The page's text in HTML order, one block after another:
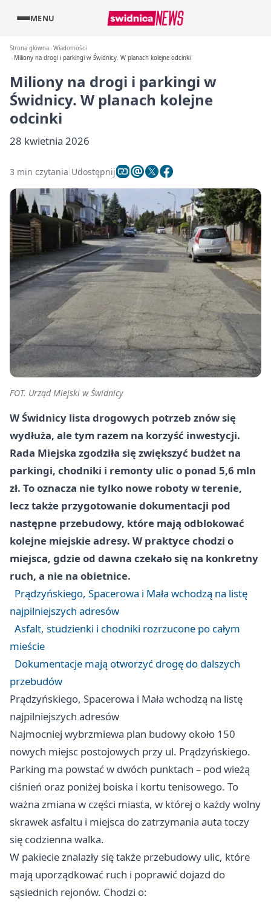
MENU
Strona główna Wiadomości
Miliony na drogi i parkingi w Świdnicy. W planach kolejne odcinki
Miliony na drogi i parkingi w
Świdnicy. W planach kolejne
odcinki
28 kwietnia 2026
3 min czytania Udostępnij
FOT. Urząd Miejski w Świdnicy
W Świdnicy lista drogowych potrzeb znów się
wydłuża, ale tym razem na korzyść inwestycji.
Rada Miejska zgodziła się zwiększyć budżet na
parkingi, chodniki i remonty ulic o ponad 5,6 mln
zł. To oznacza nie tylko nowe roboty w terenie,
lecz także przygotowanie dokumentacji pod
następne przebudowy, które mają odblokować
kolejne miejskie adresy. W praktyce chodzi o
miejsca, gdzie od dawna czekało się na konkretny
ruch, a nie na obietnice.
Prądzyńskiego, Spacerowa i Mała wchodzą na listę
najpilniejszych adresów
Asfalt, studzienki i chodniki rozrzucone po całym
mieście
Dokumentacje mają otworzyć drogę do dalszych
przebudów
Prądzyńskiego, Spacerowa i Mała wchodzą na listę
najpilniejszych adresów
Najmocniej wybrzmiewa plan budowy około 150
nowych miejsc postojowych przy ul. Prądzyńskiego.
Parking ma powstać w dwóch punktach – pod wieżą
ciśnień oraz poniżej boiska i kortu tenisowego. To
ważna zmiana w części miasta, w której o każdy wolny
skrawek asfaltu i miejsca do zatrzymania auta toczy
się codzienna walka.
W pakiecie znalazły się także przebudowy ulic, które
mają uporządkować ruch i poprawić dojazd do
sąsiednich rejonów. Chodzi o: